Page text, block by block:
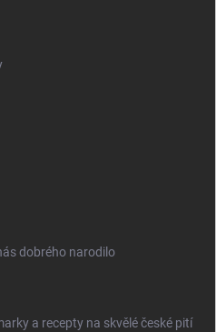
dobrého narodilo
a recepty na skvělé české pití